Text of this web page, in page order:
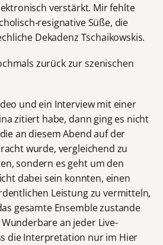
verstärkt. Mir fehlte
resignative Süße, die
Dekadenz Tschaikowskis.
zurück zur szenischen
und ein Interview mit einer
zitiert habe, dann ging es nicht
an diesem Abend auf der
wurde, vergleichend zu
sondern es geht um den
dabei sein konnten, einen
Leistung zu vermitteln,
gesamte Ensemble zustande
an jeder Live-
die Interpretation nur im Hier